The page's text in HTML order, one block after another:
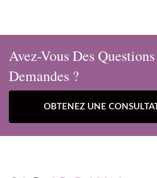
Avez-Vous Des
Demandes ?
OBTENEZ UNE